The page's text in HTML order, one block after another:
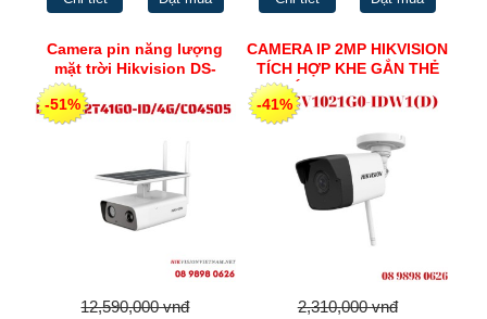
Camera pin năng lượng
mặt trời Hikvision DS-
2XS2T41G0-ID/4G/C04S05
-51%
12,590,000 vnđ
CAMERA IP 2MP HIKVISION
TÍCH HỢP KHE GẮN THẺ
NHỚ DS-2CV1021G0-
IDW1(D)
-41%
2,310,000 vnđ